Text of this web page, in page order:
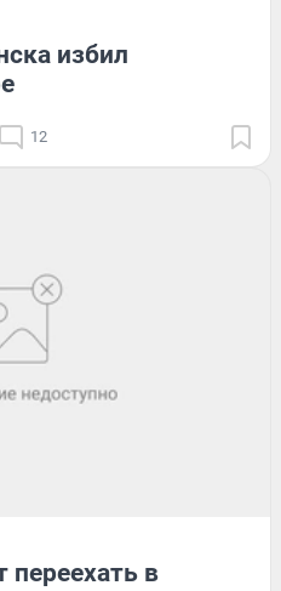
избил
12
переехать в